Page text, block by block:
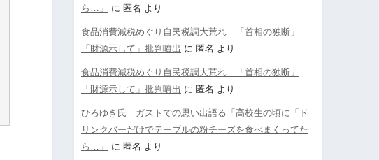
ら…」
に 匿名 より
食品消費減税めぐり自民税調大荒れ 「首相の独断」
「財源示して」批判噴出 に 匿名 より
食品消費減税めぐり自民税調大荒れ 「首相の独断」
「財源示して」批判噴出 に 匿名 より
ひろゆき氏 ガストでの思い出語る「高校生の頃に「ド
リンクバーだけでテーブルの粉チーズを食べまくってた
ら…」
に 匿名 より